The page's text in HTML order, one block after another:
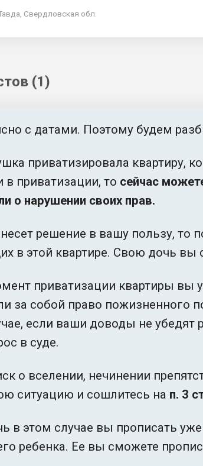
Свердловская обл.
(1)
с датами. Поэтому будем
приватизировала квартиру,
в приватизации, то сейчас
о нарушении своих прав.
решение в вашу пользу, то
в этой квартире. Свою дочь вы
приватизации квартиры вы
за собой право пожизненного
если ваши доводы не убедят
в суде.
о вселении, нечинении
ситуацию и сошлитесь на п. 3
в этом случае вы прописать
ребенка. Ее вы сможете